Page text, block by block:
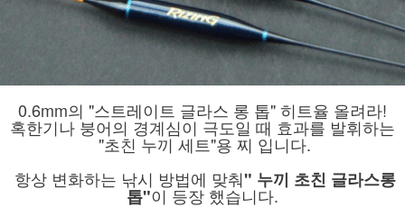
0.6mm의 "스트레이트 글라스 롱 톱" 히트율 올려라!
혹한기나 붕어의 경계심이 극도일 때 효과를 발휘하는
"초친 누끼 세트"용 찌 입니다.
항상 변화하는 낚시 방법에 맞춰" 누끼 초친 글라스롱
톱"이 등장 했습니다.